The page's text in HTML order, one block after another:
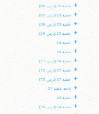
+ خطبه 22 (درس 66)
+ خطبه 23 (درس 67)
+ خطبه 23 (درس 68)
+ خطبه 23 (درس 69)
+ خطبه 24
+ خطبه 25
+ خطبه 26 (درس 71)
+ خطبه 27 (درس 72)
+ خطبه 27 (درس 73)
+ ادامه خطبه 27
+ خطبه 28
+ خطبه 28 (درس 75)